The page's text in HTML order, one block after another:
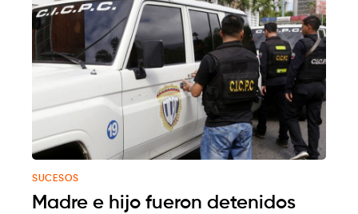
SUCESOS
Madre e hijo fueron detenidos